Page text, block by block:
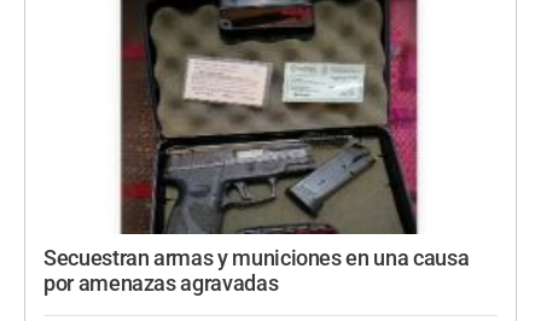
Secuestran armas y municiones en una causa
por amenazas agravadas